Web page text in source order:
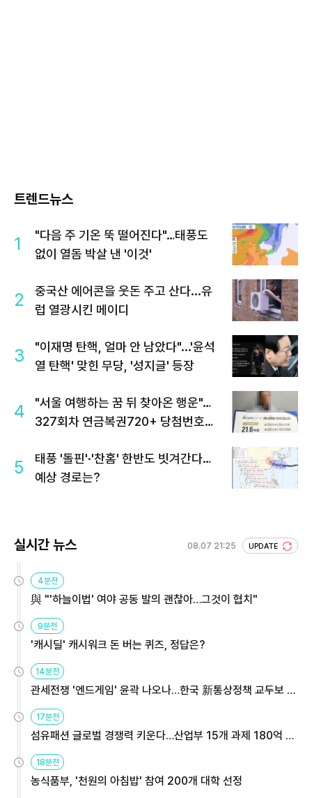
트렌드뉴스
1
"다음 주 기온 뚝 떨어진다"…태풍도
없이 열돔 박살 낸 '이것'
2
중국산 에어콘을 웃돈 주고 산다...유
럽 열광시킨 메이디
3
"이재명 탄핵, 얼마 안 남았다"...'윤석
열 탄핵' 맞힌 무당, '성지글' 등장
4
"서울 여행하는 꿈 뒤 찾아온 행운"…
327회차 연금복권720+ 당첨번호조
5
태풍 '돌핀'·'찬홈' 한반도 빗겨간다…
예상 경로는?
실시간 뉴스 08.07 21:25 UPDATE
4분전
與 "'하늘이법' 여야 공동 발의 괜찮아…그것이 협치"
9분전
'캐시딜' 캐시워크 돈 버는 퀴즈, 정답은?
14분전
관세전쟁 '엔드게임' 윤곽 나오나…한국 新통상정책 교두보 활
17분전
섬유패션 글로벌 경쟁력 키운다…산업부 15개 과제 180억 지
18분전
농식품부, '천원의 아침밥' 참여 200개 대학 선정